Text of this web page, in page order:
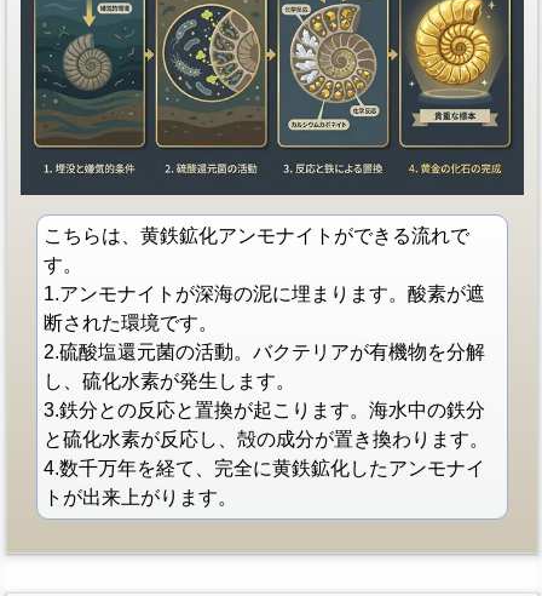
こちらは、黄鉄鉱化アンモナイトができる流れで
す。
1.アンモナイトが深海の泥に埋まります。酸素が遮
断された環境です。
2.硫酸塩還元菌の活動。バクテリアが有機物を分解
し、硫化水素が発生します。
3.鉄分との反応と置換が起こります。海水中の鉄分
と硫化水素が反応し、殻の成分が置き換わります。
4.数千万年を経て、完全に黄鉄鉱化したアンモナイ
トが出来上がります。